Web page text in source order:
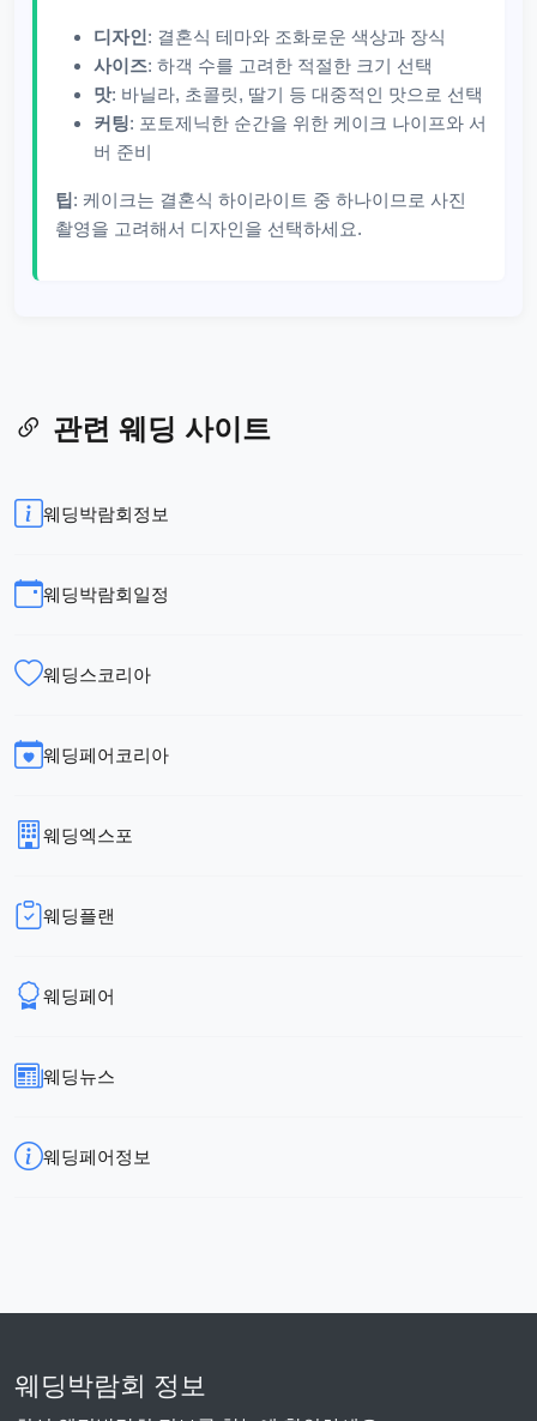
디자인 : 결혼식 테마와 조화로운 색상과 장식
사이즈: 하객 수를 고려한 적절한 크기 선택
맛: 바닐라, 초콜릿, 딸기 등 대중적인 맛으로 선택
커팅: 포토제닉한 순간을 위한 케이크 나이프와 서
버 준비
팁 : 케이크는 결혼식 하이라이트 중 하나이므로 사진
촬영을 고려해서 디자인을 선택하세요.
관련 웨딩 사이트
웨딩박람회정보
웨딩박람회일정
웨딩스코리아
웨딩페어코리아
웨딩엑스포
웨딩플랜
웨딩페어
웨딩뉴스
웨딩페어정보
웨딩박람회 정보